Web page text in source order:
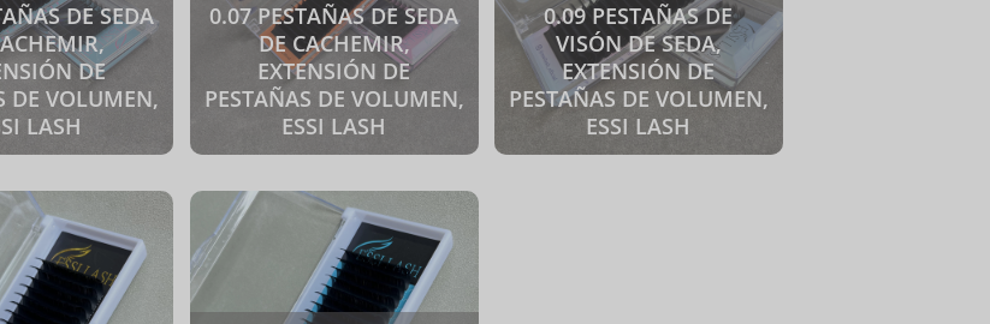
DE SEDA
DE
DE VOLUMEN,
LASH
0.07 PESTAÑAS DE SEDA
DE CACHEMIR,
EXTENSIÓN DE
PESTAÑAS DE VOLUMEN,
ESSI LASH
0.09 PESTAÑAS DE
VISÓN DE SEDA,
EXTENSIÓN DE
PESTAÑAS DE VOLUMEN,
ESSI LASH